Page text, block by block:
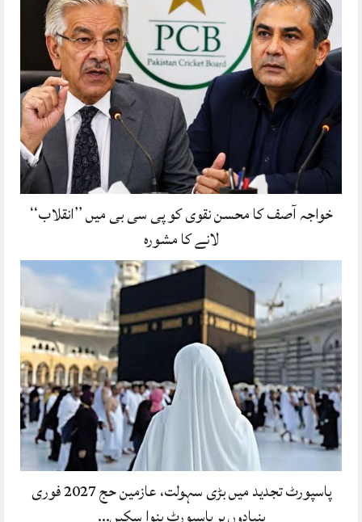
خواجہ آصف کا محسن نقوی کو پی سی بی میں ’’انقلاب‘‘
لانے کا مشورہ
پاسپورٹ تجدید میں بڑی سہولت، عازمین حج 2027 فوری